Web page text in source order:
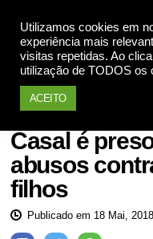
Utilizamos cookies em
experiência mais
visitas repetidas. Ao
utilização de TODOS os
ACEITO
EUA
Casal é
abusos
filhos
Publicado em 18 Mai,